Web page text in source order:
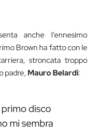
anche l’ennesimo
Brown ha fatto con le
stroncata troppo
padre, Mauro Belardi:
disco
mi sembra